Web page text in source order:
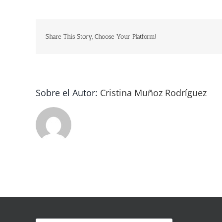
Share This Story, Choose Your Platform!
Sobre el Autor: Cristina Muñoz Rodríguez